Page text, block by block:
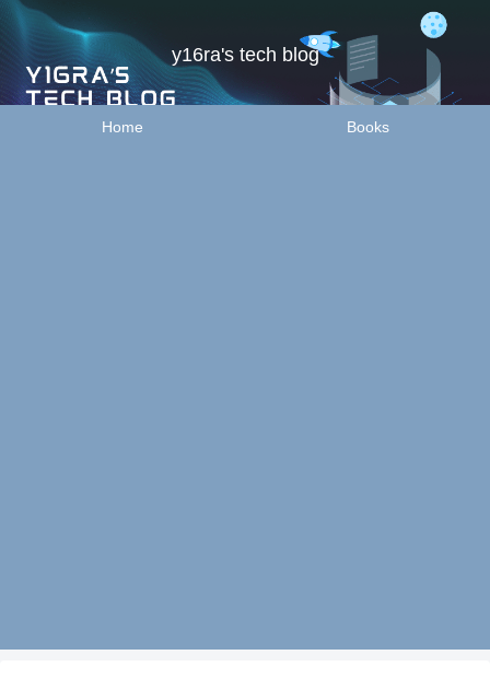
y16ra's tech blog
Home Books